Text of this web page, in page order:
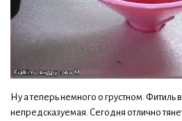
Ну а теперь немного о грустном. Фитиль
непредсказуемая. Сегодня отлично